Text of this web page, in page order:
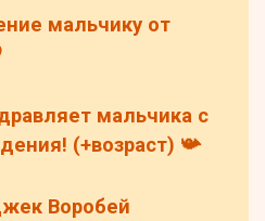
мальчику от
мальчика с
(+возраст) 📯
Воробей